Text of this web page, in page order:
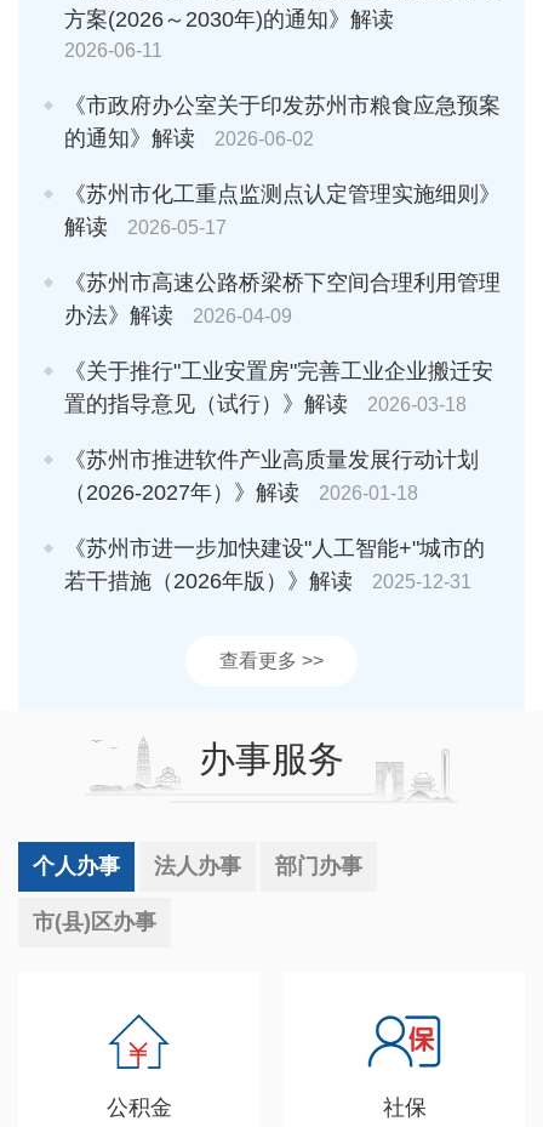
方案(2026～2030年)的通知》解读
2026-06-11
《市政府办公室关于印发苏州市粮食应急预案
的通知》解读
2026-06-02
《苏州市化工重点监测点认定管理实施细则》
解读
2026-05-17
《苏州市高速公路桥梁桥下空间合理利用管理
办法》解读
2026-04-09
《关于推行"工业安置房"完善工业企业搬迁安
置的指导意见（试行）》解读
2026-03-18
《苏州市推进软件产业高质量发展行动计划
（2026-2027年）》解读
2026-01-18
《苏州市进一步加快建设"人工智能+"城市的
若干措施（2026年版）》解读
2025-12-31
查看更多 >>
办事服务
个人办事 法人办事 部门办事
市(县)区办事
公积金 社保